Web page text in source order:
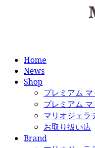
Home
News
Shop
プレミアム
プレミアム
マリオジェラ
お取り扱い店
Brand